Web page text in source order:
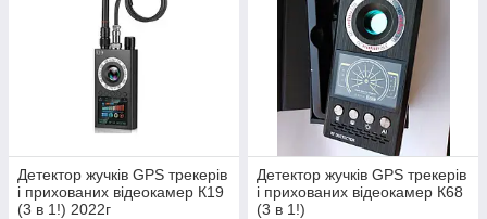
Детектор жучків GPS трекерів
і прихованих відеокамер К19
(3 в 1!) 2022г
Детектор жучків GPS трекерів
і прихованих відеокамер К68
(3 в 1!)